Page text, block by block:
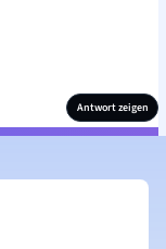
Antwort zeigen